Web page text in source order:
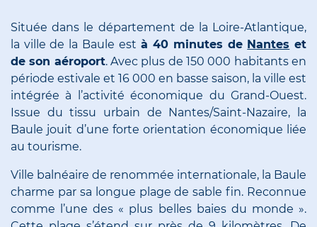
Située dans le département de la Loire-Atlantique,
la ville de la Baule est à 40 minutes de Nantes et
de son aéroport. Avec plus de 150 000 habitants en
période estivale et 16 000 en basse saison, la ville est
intégrée à l’activité économique du Grand-Ouest.
Issue du tissu urbain de Nantes/Saint-Nazaire, la
Baule jouit d’une forte orientation économique liée
au tourisme.
Ville balnéaire de renommée internationale, la Baule
charme par sa longue plage de sable fin. Reconnue
comme l’une des « plus belles baies du monde ».